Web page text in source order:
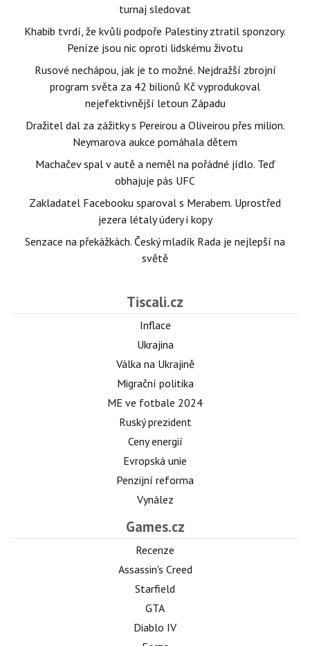
turnaj sledovat
Khabib tvrdí, že kvůli podpoře Palestiny ztratil sponzory.
Peníze jsou nic oproti lidskému životu
Rusové nechápou, jak je to možné. Nejdražší zbrojní
program světa za 42 bilionů Kč vyprodukoval
nejefektivnější letoun Západu
Dražitel dal za zážitky s Pereirou a Oliveirou přes milion.
Neymarova aukce pomáhala dětem
Machačev spal v autě a neměl na pořádné jídlo. Teď
obhajuje pás UFC
Zakladatel Facebooku sparoval s Merabem. Uprostřed
jezera létaly údery i kopy
Senzace na překážkách. Český mladík Rada je nejlepší na
světě
Tiscali.cz
Inflace
Ukrajina
Válka na Ukrajině
Migrační politika
ME ve fotbale 2024
Ruský prezident
Ceny energií
Evropská unie
Penzijní reforma
Vynález
Games.cz
Recenze
Assassin's Creed
Starfield
GTA
Diablo IV